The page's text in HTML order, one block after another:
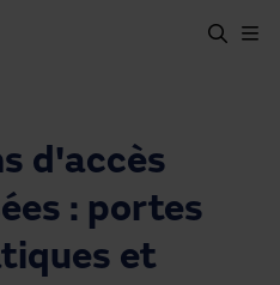
d'accès
: portes
et